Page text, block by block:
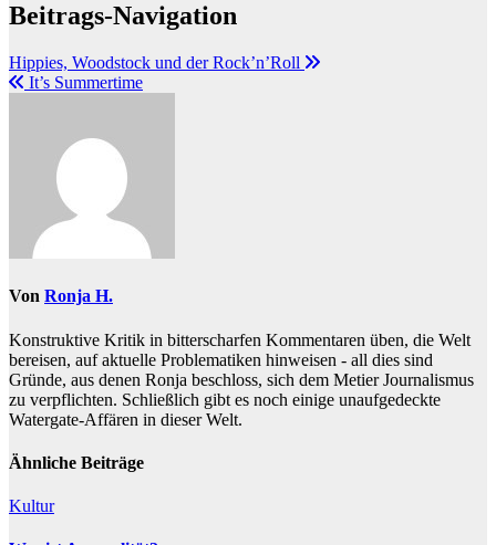
Beitrags-Navigation
Hippies, Woodstock und der Rock’n’Roll
It’s Summertime
Von Ronja H.
Konstruktive Kritik in bitterscharfen Kommentaren üben, die Welt
bereisen, auf aktuelle Problematiken hinweisen - all dies sind
Gründe, aus denen Ronja beschloss, sich dem Metier Journalismus
zu verpflichten. Schließlich gibt es noch einige unaufgedeckte
Watergate-Affären in dieser Welt.
Ähnliche Beiträge
Kultur